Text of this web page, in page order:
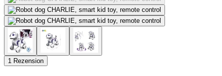
1 Rezension